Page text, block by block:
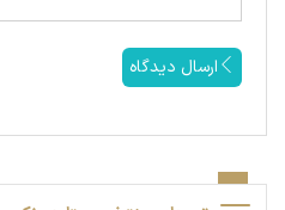
ارسال دیدگاه